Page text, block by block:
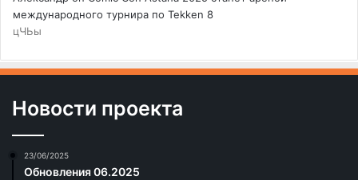
международного турнира по Tekken 8
цЧЬы
Новости проекта
23/06/2025
Обновления 06.2025